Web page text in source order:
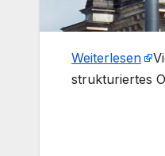
Weiterlesen
strukturiertes